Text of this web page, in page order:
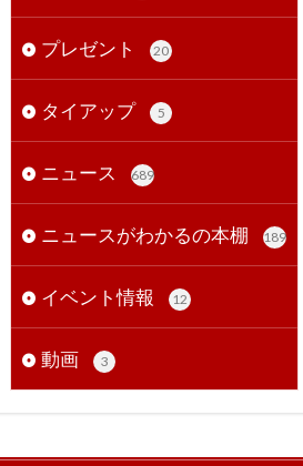
プレゼント 20
タイアップ 5
ニュース 689
ニュースがわかるの本棚 189
イベント情報 12
動画 3